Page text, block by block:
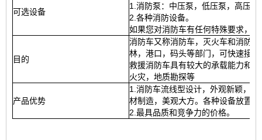
可选设备
1.消防泵：中压泵，低压泵，高压
2.各种消防设备。
如果您对消防车有任何特殊要求，
目的
消防车又称消防车，灭火车和消防
林，港口，码头等部门，可快速接
救援消防车具有较大的承载能力和
火灾，地质勘探等
产品优势
1.消防车流线型设计，外观新颖，
材制造，美观大方。各种设备放置
2.最具品质和竞争力的价格。